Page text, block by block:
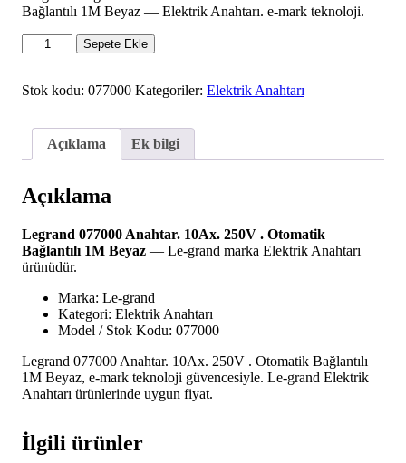
Bağlantılı 1M Beyaz — Elektrik Anahtarı. e-mark teknoloji.
Legrand
077000
10Ax.
Otomatik
Bağlantılı
Beyaz
adet
Sepete Ekle
Stok kodu: 077000 Kategoriler: Elektrik Anahtarı
Açıklama Ek bilgi
Açıklama
Legrand 077000 Anahtar. 10Ax. 250V . Otomatik
Bağlantılı 1M Beyaz — Le-grand marka Elektrik Anahtarı
ürünüdür.
Marka: Le-grand
Kategori: Elektrik Anahtarı
Model / Stok Kodu: 077000
Legrand 077000 Anahtar. 10Ax. 250V . Otomatik Bağlantılı
1M Beyaz, e-mark teknoloji güvencesiyle. Le-grand Elektrik
Anahtarı ürünlerinde uygun fiyat.
İlgili ürünler